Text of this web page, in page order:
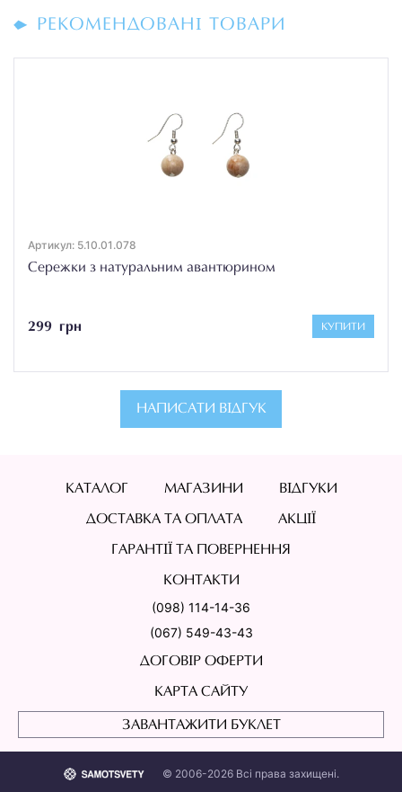
РЕКОМЕНДОВАНІ ТОВАРИ
Артикул: 5.10.01.078
Сережки з натуральним авантюрином
299 грн КУПИТИ
НАПИСАТИ ВІДГУК
КАТАЛОГ МАГАЗИНИ ВІДГУКИ
ДОСТАВКА ТА ОПЛАТА АКЦІЇ
ГАРАНТІЇ ТА ПОВЕРНЕННЯ
КОНТАКТИ
(098) 114-14-36
(067) 549-43-43
ДОГОВІР ОФЕРТИ
КАРТА САЙТУ
ЗАВАНТАЖИТИ БУКЛЕТ
© 2006-2026 Всі права захищені.